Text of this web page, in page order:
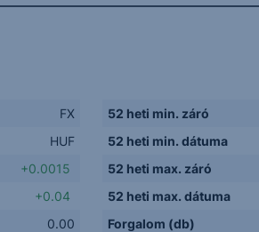
FX
HUF
+0.0015
+0.04
0.00
52 heti min. záró
52 heti min. dátuma
52 heti max. záró
52 heti max. dátuma
Forgalom (db)